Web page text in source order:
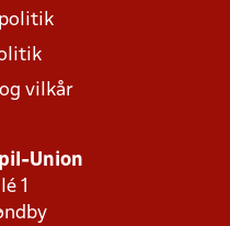
vilkår
Union
1